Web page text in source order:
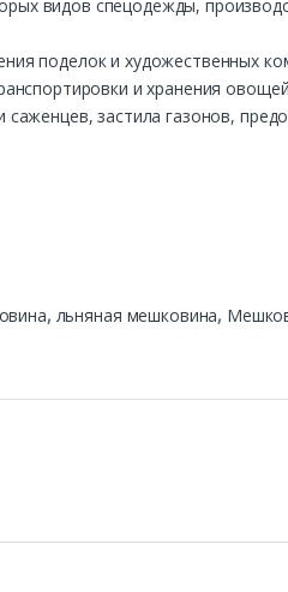
видов спецодежды,
поделок и художественных
и хранения
застила газонов,
, льняная мешковина,